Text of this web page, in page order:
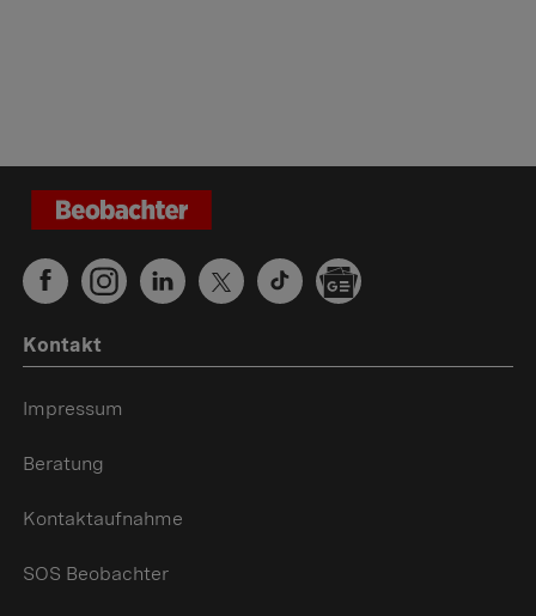
Kontakt
Impressum
Beratung
Kontaktaufnahme
SOS Beobachter